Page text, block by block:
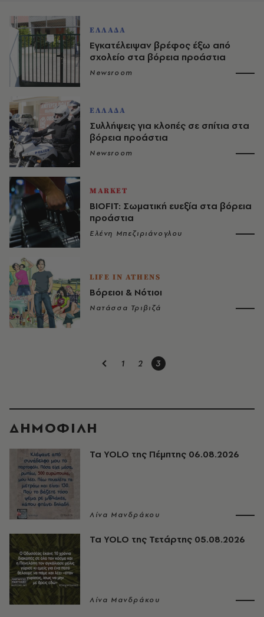
ΕΛΛΑΔΑ
Εγκατέλειψαν βρέφος έξω από
σχολείο στα βόρεια προάστια
Newsroom
ΕΛΛΑΔΑ
Συλλήψεις για κλοπές σε σπίτια στα
βόρεια προάστια
Newsroom
MARKET
BIOFIT: Σωματική ευεξία στα βόρεια
προάστια
Ελένη Μπεζιριάνογλου
LIFE IN ATHENS
Βόρειοι & Nότιοι
Νατάσσα Τριβιζά
1 2 3
ΔΗΜΟΦΙΛΗ
Τα YOLO της Πέμπτης 06.08.2026
Λίνα Μανδράκου
Τα YOLO της Τετάρτης 05.08.2026
Λίνα Μανδράκου